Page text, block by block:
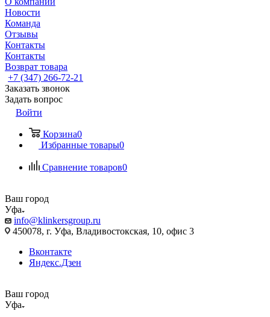
Новости
Команда
Отзывы
Контакты
Контакты
Возврат товара
+7 (347) 266-72-21
Заказать звонок
Задать вопрос
Войти
Корзина0
Избранные товары0
Сравнение товаров0
Ваш город
Уфа
info@klinkersgroup.ru
450078, г. Уфа, Владивостокская, 10, офис 3
Вконтакте
Яндекс.Дзен
Ваш город
Уфа